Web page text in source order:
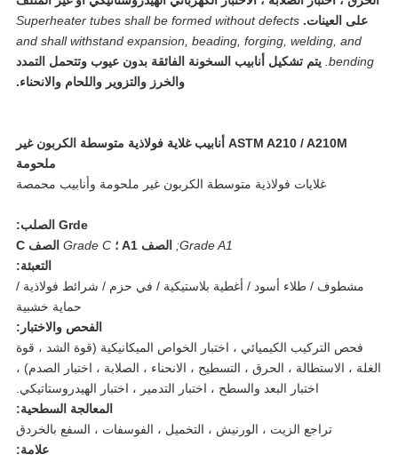
على العينات. Superheater tubes shall be formed without defects
and shall withstand expansion, beading, forging, welding, and
يتم تشكيل أنابيب السخونة الفائقة بدون عيوب وتتحمل التمدد
والخرز والتزوير واللحام والانحناء.
ASTM A210 / A210M أنابيب غلاية فولاذية متوسطة الكربون غير
ملحومة
غلايات فولاذية متوسطة الكربون غير ملحومة وأنابيب محمصة
Grde الصلب:
Grade A1; الصف A1 ؛ Grade C الصف C
التعبئة:
مشطوف / طلاء أسود / أغطية بلاستيكية / في حزم / شرائط فولاذية /
حماية خشبية
الفحص والاختبار:
فحص التركيب الكيميائي ، اختبار الخواص الميكانيكية (قوة الشد ، قوة
، الاستطالة ، الحرق ، التسطيح ، الانحناء ، الصلابة ، اختبار الصدم) ،
اختبار البعد والسطح ، اختبار التدمير ، اختبار الهيدروستاتيكي.
المعالجة السطحية:
تراجع الزيت ، الورنيش ، التخميل ، الفوسفات ، السفع بالخردق
علامة: